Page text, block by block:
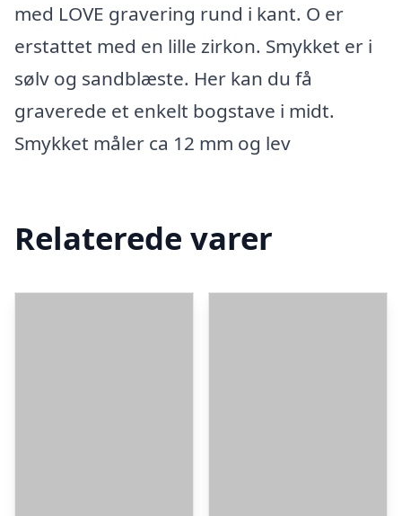
med LOVE gravering rund i kant. O er
erstattet med en lille zirkon. Smykket er i
sølv og sandblæste. Her kan du få
graverede et enkelt bogstave i midt.
Smykket måler ca 12 mm og lev
Relaterede varer